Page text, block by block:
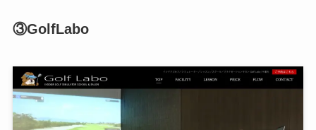
③GolfLabo